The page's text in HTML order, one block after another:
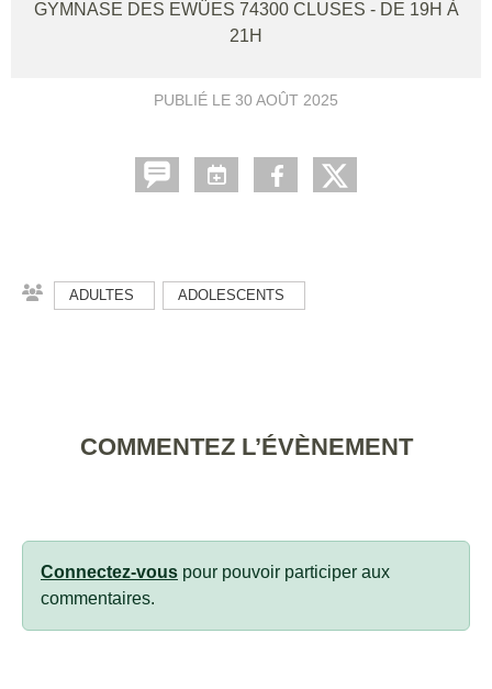
GYMNASE DES EWÜES 74300 CLUSES - DE 19H À
21H
PUBLIÉ LE 30 AOÛT 2025
ADULTES ADOLESCENTS
COMMENTEZ L’ÉVÈNEMENT
Connectez-vous pour pouvoir participer aux
commentaires.